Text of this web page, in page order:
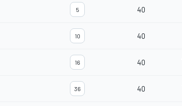
5 40
10 40
16 40
36 40